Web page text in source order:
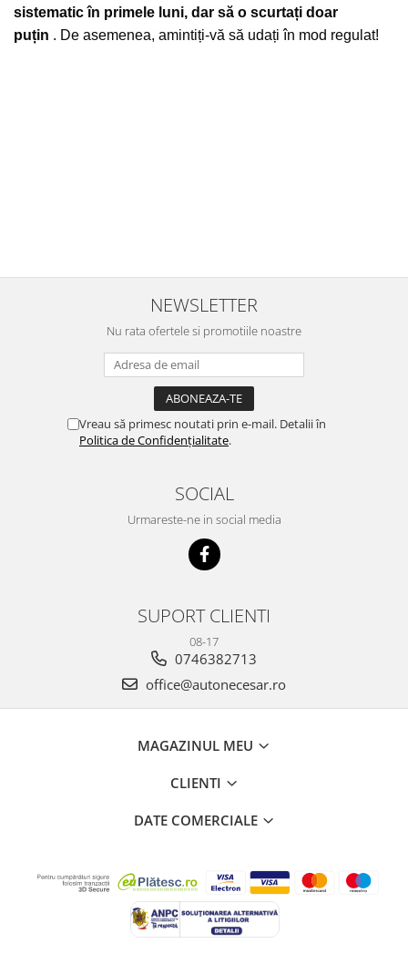
sistematic în primele luni, dar să o scurtați doar
puțin . De asemenea, amintiți-vă să udați în mod regulat!
NEWSLETTER
Nu rata ofertele si promotiile noastre
Vreau să primesc noutati prin e-mail. Detalii în
Politica de Confidențialitate.
SOCIAL
Urmareste-ne in social media
SUPORT CLIENTI
08-17
0746382713
office@autonecesar.ro
MAGAZINUL MEU
CLIENTI
DATE COMERCIALE